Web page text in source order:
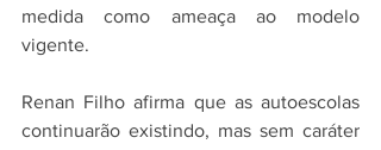
medida como ameaça ao modelo
vigente.
Renan Filho afirma que as autoescolas
continuarão existindo, mas sem caráter